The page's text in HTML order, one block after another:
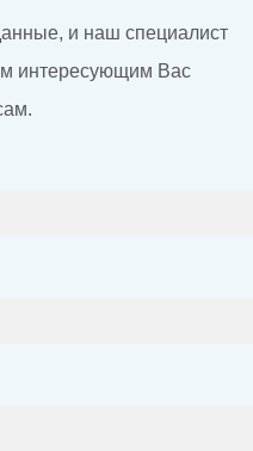
и наш специалист
интересующим Вас